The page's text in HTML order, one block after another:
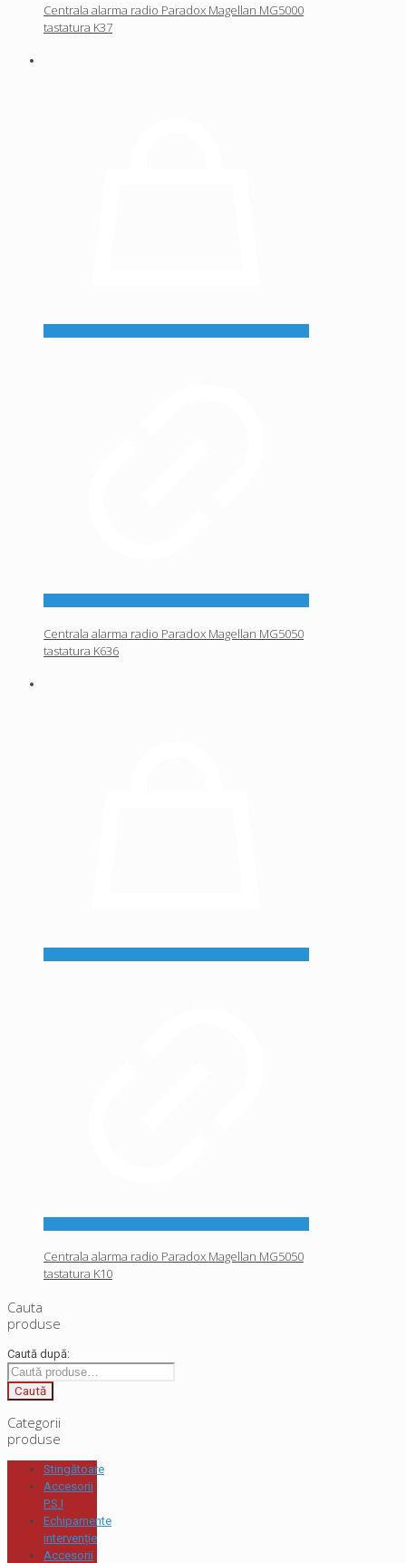
Centrala alarma radio Paradox Magellan MG5000
tastatura K37
Centrala alarma radio Paradox Magellan MG5050
tastatura K636
Centrala alarma radio Paradox Magellan MG5050
tastatura K10
Cauta
produse
Caută după:
Caută
Categorii
produse
Stingătoare
Accesorii
P.S.I
Echipamente
intervenție
Accesorii